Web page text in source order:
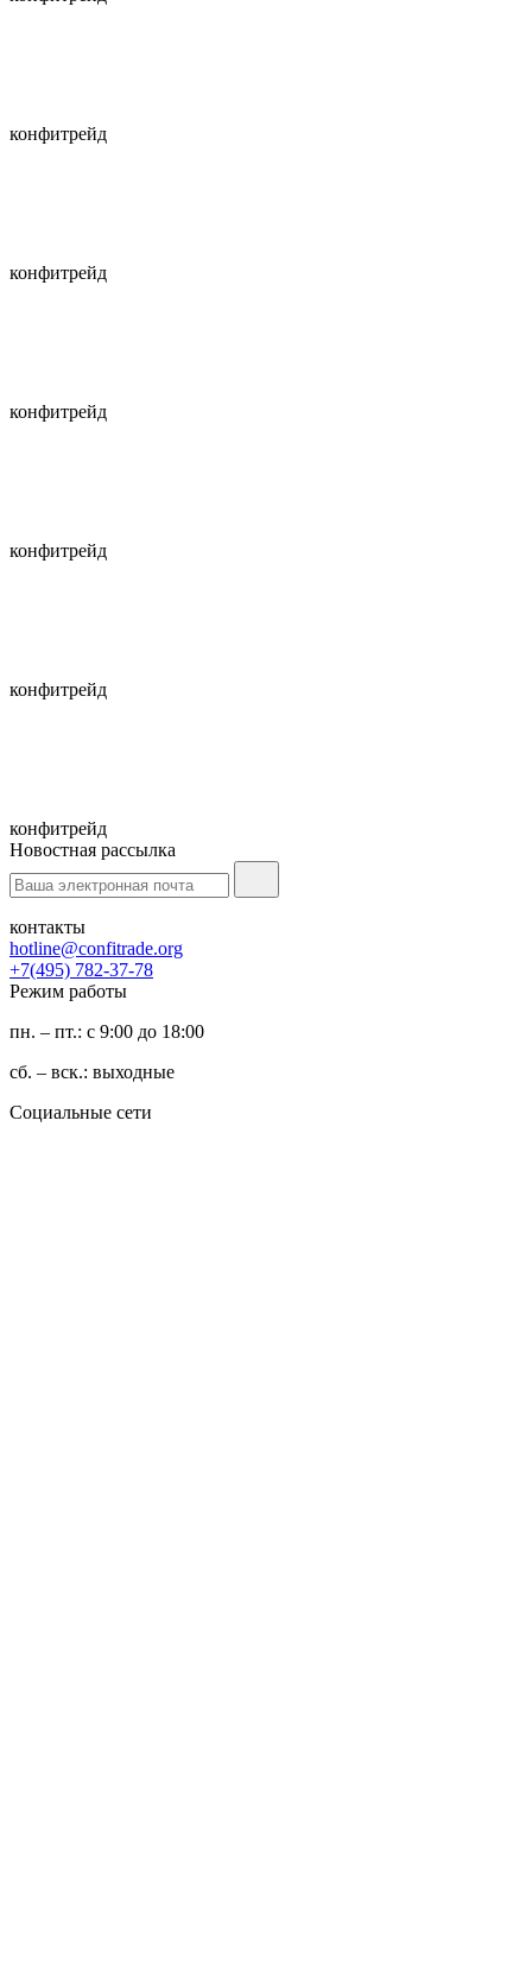
конфитрейд
конфитрейд
конфитрейд
конфитрейд
конфитрейд
конфитрейд
Новостная рассылка
контакты
hotline@confitrade.org
+7(495) 782-37-78
Режим работы
пн. – пт.: с 9:00 до 18:00
сб. – вск.: выходные
Социальные сети